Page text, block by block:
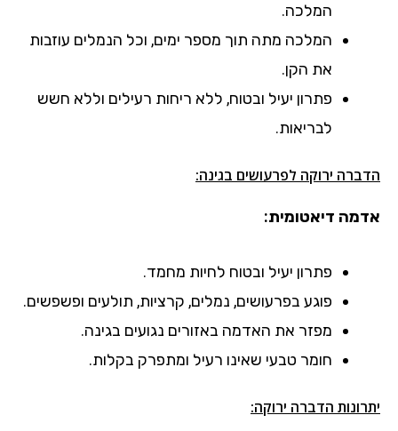
המלכה.
המלכה מתה תוך מספר ימים, וכל הנמלים עוזבות
את הקן.
פתרון יעיל ובטוח, ללא ריחות רעילים וללא חשש
לבריאות.
הדברה ירוקה לפרעושים בגינה:
אדמה דיאטומית:
פתרון יעיל ובטוח לחיות מחמד.
פוגע בפרעושים, נמלים, קרציות, תולעים ופשפשים.
מפזר את האדמה באזורים נגועים בגינה.
חומר טבעי שאינו רעיל ומתפרק בקלות.
יתרונות הדברה ירוקה: